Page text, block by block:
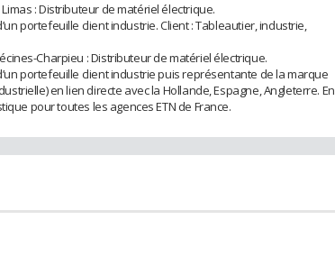
: Distributeur de matériel électrique.
portefeuille client industrie. Client : Tableautier, industrie,
Charpieu : Distributeur de matériel électrique.
portefeuille client industrie puis représentante de la marque
en lien directe avec la Hollande, Espagne, Angleterre. En
pour toutes les agences ETN de France.